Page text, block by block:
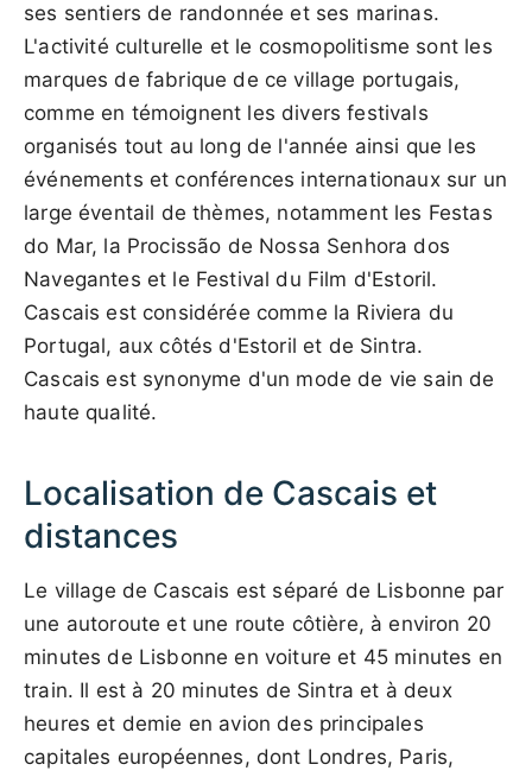
ses sentiers de randonnée et ses marinas.
L'activité culturelle et le cosmopolitisme sont les
marques de fabrique de ce village portugais,
comme en témoignent les divers festivals
organisés tout au long de l'année ainsi que les
événements et conférences internationaux sur un
large éventail de thèmes, notamment les Festas
do Mar, la Procissão de Nossa Senhora dos
Navegantes et le Festival du Film d'Estoril.
Cascais est considérée comme la Riviera du
Portugal, aux côtés d'Estoril et de Sintra.
Cascais est synonyme d'un mode de vie sain de
haute qualité.
Localisation de Cascais et
distances
Le village de Cascais est séparé de Lisbonne par
une autoroute et une route côtière, à environ 20
minutes de Lisbonne en voiture et 45 minutes en
train. Il est à 20 minutes de Sintra et à deux
heures et demie en avion des principales
capitales européennes, dont Londres, Paris,